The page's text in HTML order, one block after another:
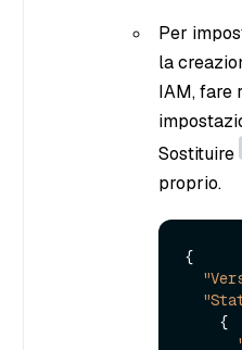
Per
la
IAM, fare
Sostituire
proprio.
{
{